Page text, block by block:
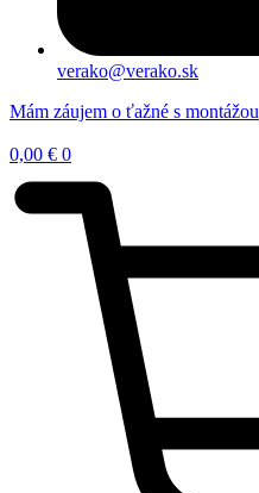
verako@verako.sk
Mám záujem o ťažné s montážou
0,00 € 0